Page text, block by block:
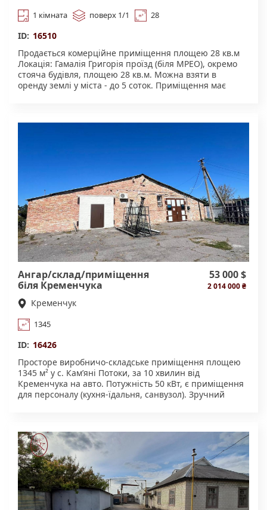
1 кімната поверх 1/1 28
ID: 16510
Продається комерційне приміщення площею 28 кв.м
Локація: Гамалія Григорія проїзд (біля МРЕО), окремо
стояча будівля, площею 28 кв.м. Можна взяти в
оренду землі у міста - до 5 соток. Приміщення має
Ангар/склад/приміщення
біля Кременчука
53 000 $
2 014 000 ₴
Кременчук
1345
ID: 16426
Просторе виробничо-складське приміщення площею
1345 м² у с. Кам’яні Потоки, за 10 хвилин від
Кременчука на авто. Потужність 50 кВт, є приміщення
для персоналу (кухня-їдальня, санвузол). Зручний
Готові до розгляду пропозицій.